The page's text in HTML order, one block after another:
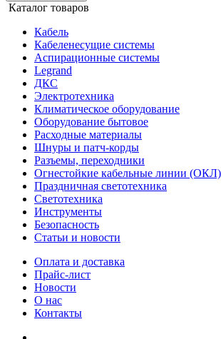
Каталог товаров
Кабель
Кабеленесущие системы
Аспирационные системы
Legrand
ДКС
Электротехника
Климатическое оборудование
Оборудование бытовое
Расходные материалы
Шнуры и патч-корды
Разъемы, переходники
Огнестойкие кабельные линии (ОКЛ)
Праздничная светотехника
Светотехника
Инструменты
Безопасность
Статьи и новости
Оплата и доставка
Прайс-лист
Новости
О нас
Контакты